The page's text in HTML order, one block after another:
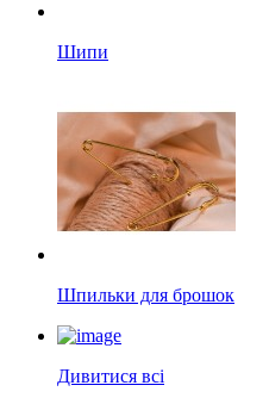
Шипи
Шпильки для брошок
Дивитися всі